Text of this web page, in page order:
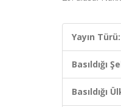
Yayın Türü:
Basıldığı
Basıldığı